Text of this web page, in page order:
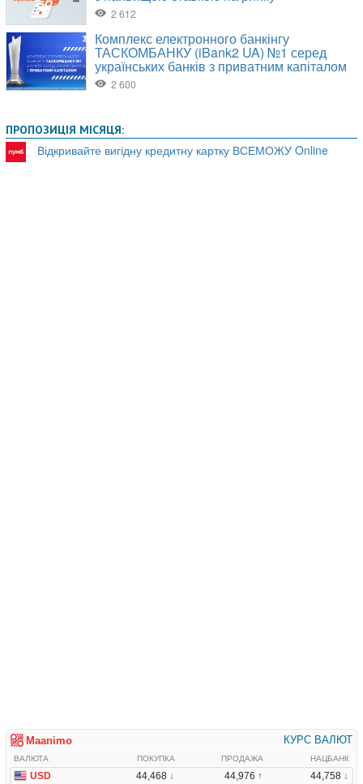
ПРОПОЗИЦІЯ МІСЯЦЯ:
Відкривайте вигідну кредитну картку ВСЕМОЖУ Online